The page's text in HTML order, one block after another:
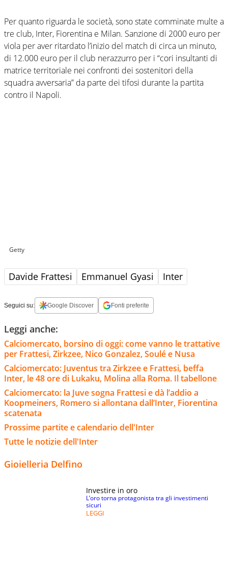
Per quanto riguarda le società, sono state comminate multe a
tre club, Inter, Fiorentina e Milan. Sanzione di 2000 euro per
viola per aver ritardato l’inizio del match di circa un minuto,
di 12.000 euro per il club nerazzurro per i “cori insultanti di
matrice territoriale nei confronti dei sostenitori della
squadra avversaria” da parte dei tifosi durante la partita
contro il Napoli.
Getty
Davide Frattesi Emmanuel Gyasi Inter
Seguici su: Google Discover Fonti preferite
Leggi anche:
Calciomercato, borsino di oggi: come vanno le trattative
per Frattesi, Zirkzee, Nico Gonzalez, Soulé e Nusa
Calciomercato: Juventus tra Zirkzee e Frattesi, beffa
Inter, le 48 ore di Lukaku, Molina alla Roma. Il tabellone
Calciomercato: la Juve sogna Frattesi e dà l’addio a
Koopmeiners, Romero si allontana dall’Inter, Fiorentina
scatenata
Prossime partite e calendario dell'Inter
Tutte le notizie dell'Inter
Gioielleria Delfino
Investire in oro
L’oro torna protagonista tra gli investimenti
sicuri
LEGGI